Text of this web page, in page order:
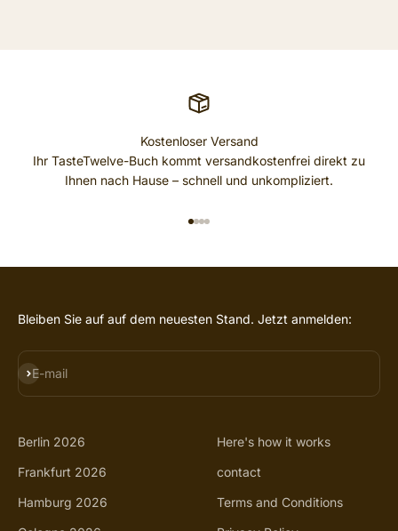
Kostenloser Versand
Ihr TasteTwelve-Buch kommt versandkostenfrei direkt zu
Ihnen nach Hause – schnell und unkompliziert.
Bleiben Sie auf auf dem neuesten Stand. Jetzt anmelden:
E-mail
SUBSCRIBE
Berlin 2026
Frankfurt 2026
Hamburg 2026
Here's how it works
contact
Terms and Conditions